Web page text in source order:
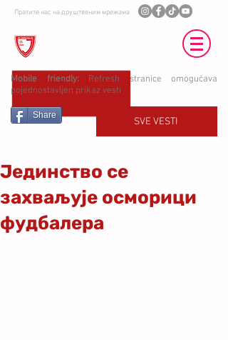
Пратите нас на друштвеним мрежама
Mobile friendly: Refresh stranice omogućava
pojednostavljen prikaz vesti
Share
SVE VESTI
Јединство се
захваљује осморици
фудбалера